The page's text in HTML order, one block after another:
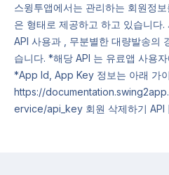
스윙투앱에서는 관리하는 회원정
은 형태로 제공하고 하고 있습니다
API 사용과 , 무분별한 대량발송의
습니다. *해당 API 는 유료앱 사용
*App Id, App Key 정보는 아래 가
https://
ervice/api_key 회원 삭제하기